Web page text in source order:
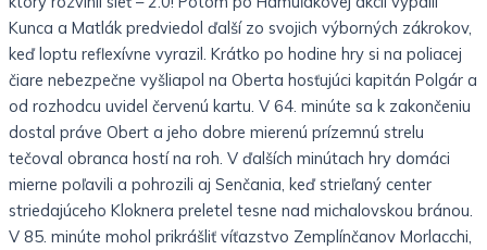
Kunca a Matlák predviedol ďalší zo svojich výborných zákrokov,
keď loptu reflexívne vyrazil. Krátko po hodine hry si na poliacej
čiare nebezpečne vyšliapol na Oberta hosťujúci kapitán Polgár a
od rozhodcu uvidel červenú kartu. V 64. minúte sa k zakončeniu
dostal práve Obert a jeho dobre mierenú prízemnú strelu
tečoval obranca hostí na roh. V ďalších minútach hry domáci
mierne poľavili a pohrozili aj Senčania, keď strieľaný center
striedajúceho Kloknera preletel tesne nad michalovskou bránou.
V 85. minúte mohol prikrášliť víťazstvo Zemplínčanov Morlacchi,